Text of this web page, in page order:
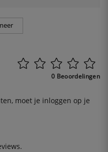
0 Beoordelingen
moet je inloggen op je